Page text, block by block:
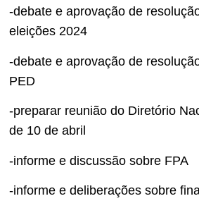
-debate e aprovação de
eleições 2024
-debate e aprovação de
PED
-preparar reunião do Diretório
de 10 de abril
-informe e discussão sobre FPA
-informe e deliberações sobre